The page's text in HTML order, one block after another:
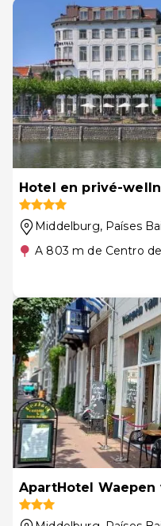
Hotel en privé-
Middelburg, Países
A 803 m de Centro
ApartHotel